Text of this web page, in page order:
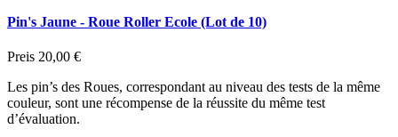
Pin's Jaune - Roue Roller Ecole (Lot de 10)
Preis 20,00 €
Les pin’s des Roues, correspondant au niveau des tests de la même
couleur, sont une récompense de la réussite du même test
d’évaluation.